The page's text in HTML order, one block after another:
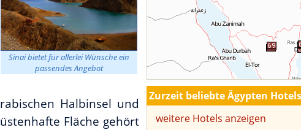
Sinai bietet für allerlei Wünsche ein
passendes Angebot
Halbinsel und
Fläche gehört
Zurzeit beliebte Ägypten Hotels
weitere Hotels anzeigen